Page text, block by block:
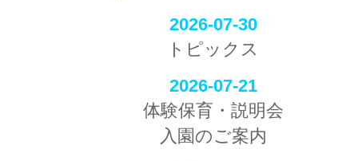
2026-07-30
トピックス
2026-07-21
体験保育・説明会
入園のご案内